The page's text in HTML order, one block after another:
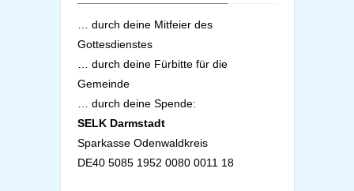
… durch deine Mitfeier des
Gottesdienstes
… durch deine Fürbitte für die
Gemeinde
… durch deine Spende:
SELK Darmstadt
Sparkasse Odenwaldkreis
DE40 5085 1952 0080 0011 18